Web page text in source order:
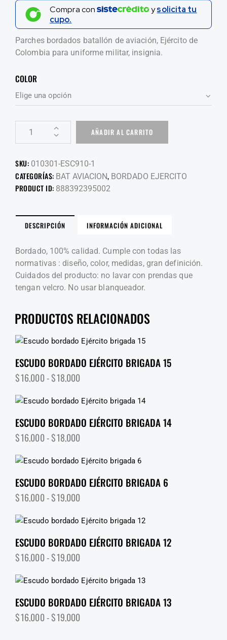
Compra con ysolicita tu
cupo.
Parches bordados batallón de aviación, Ejército de
Colombia para uniforme militar, insignia.
COLOR
AÑADIR AL CARRITO
SKU: 010301-ESC910-1
CATEGORÍAS: BAT AVIACION, BORDADO EJERCITO
PRODUCT ID: 888392395002
DESCRIPCIÓN INFORMACIÓN ADICIONAL
Bordado, 100% calidad. Cumple con todas las
normativas : diseño, color, medidas, gran definición.
Cuidados del producto: no lavar con prendas que
tengan velcro. No usar blanqueador.
PRODUCTOS RELACIONADOS
ESCUDO BORDADO EJÉRCITO BRIGADA 15
$16,000-$18,000
ESCUDO BORDADO EJÉRCITO BRIGADA 14
$16,000-$18,000
ESCUDO BORDADO EJÉRCITO BRIGADA 6
$16,000-$19,000
ESCUDO BORDADO EJÉRCITO BRIGADA 12
$16,000-$19,000
ESCUDO BORDADO EJÉRCITO BRIGADA 13
$16,000-$19,000